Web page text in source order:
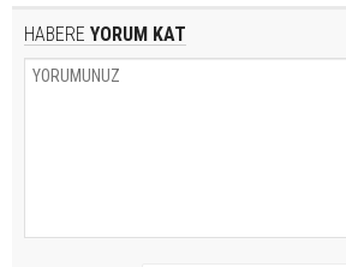
HABERE YORUM KAT